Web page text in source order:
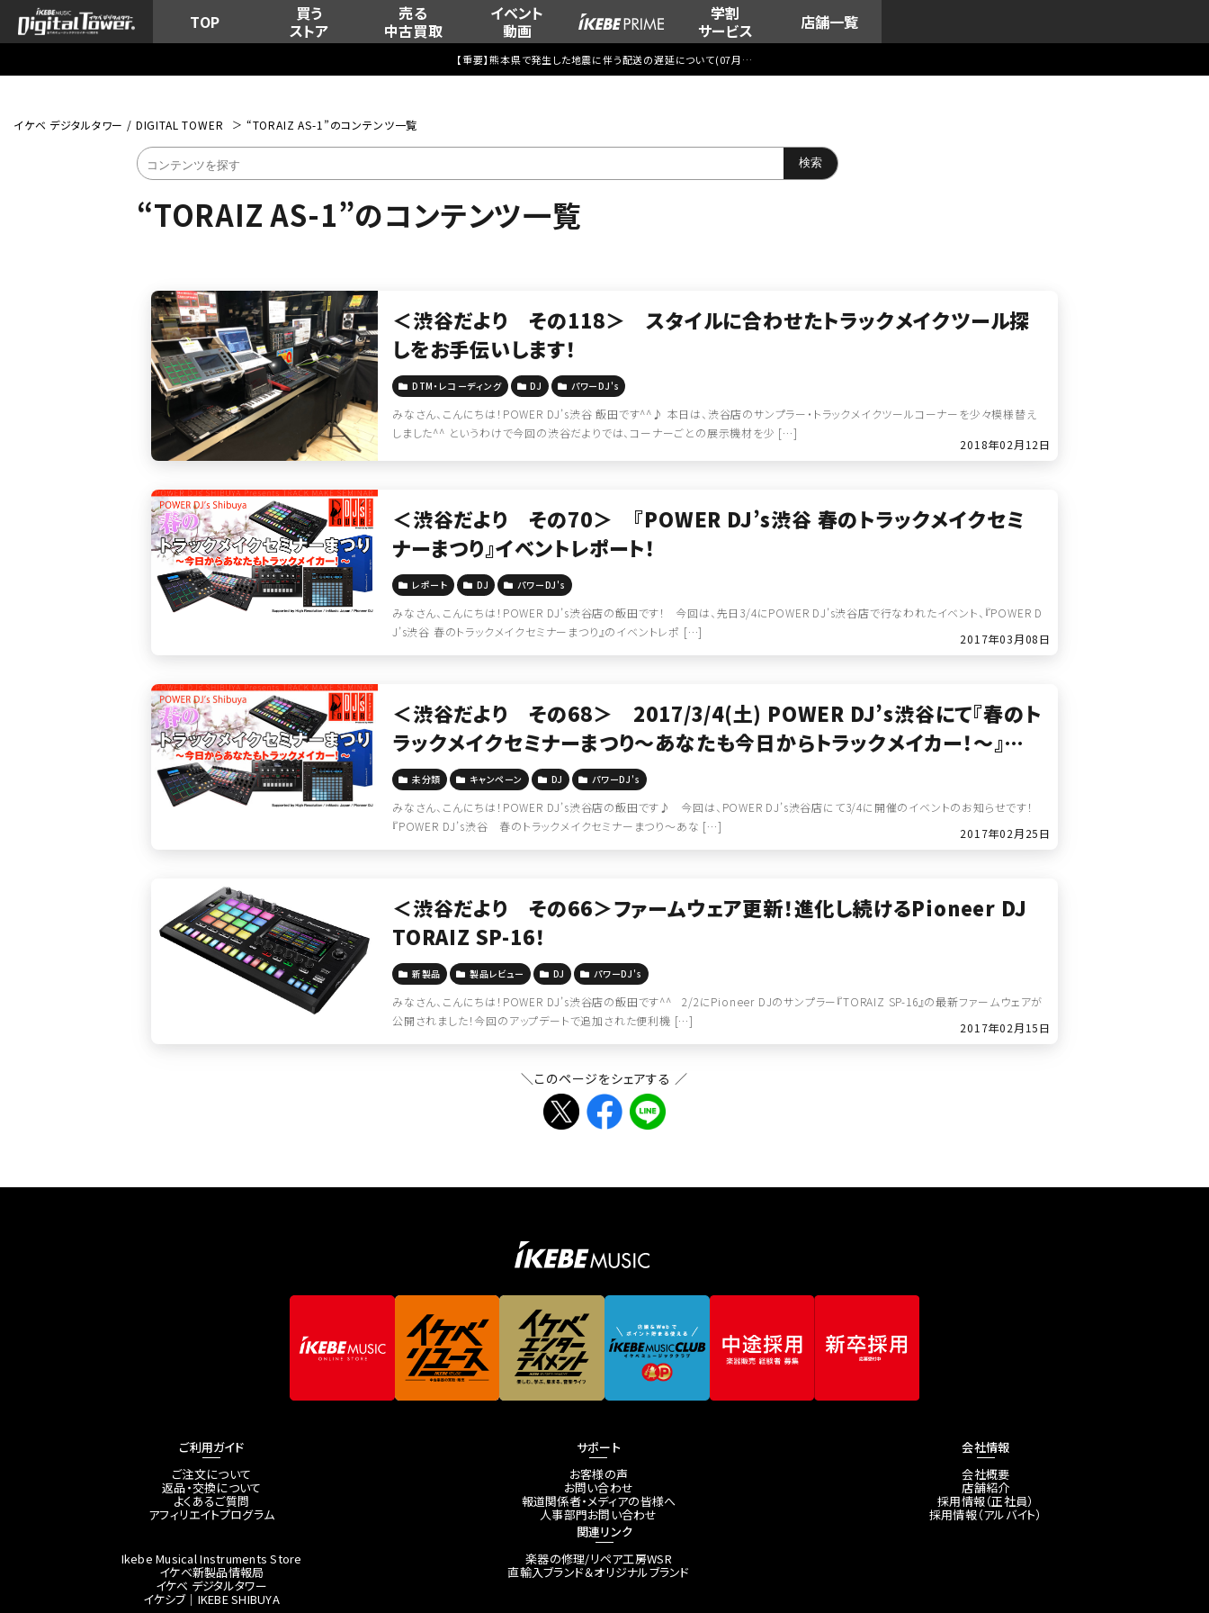
TOP
買う
ストア
売る
中古買取
イベント
動画
学割
サービス
店舗一覧
【重要】熊本県で発生した地震に伴う配送の遅延について(07月29日
イケベ デジタルタワー / DIGITAL TOWER “TORAIZ AS-1”のコンテンツ一覧
“TORAIZ AS-1”のコンテンツ一覧
＜渋谷だより その118＞ スタイルに合わせたトラックメイクツール探
しをお手伝いします！
DTM・レコーディング DJ パワーDJ's
みなさん、こんにちは！POWER DJ’s渋谷 飯田です^^♪ 本日は、渋谷店のサンプラー・トラックメイクツールコーナーを少々模様替え
しました^^ というわけで今回の渋谷だよりでは、コーナーごとの展示機材を少 […]
2018年02月12日
＜渋谷だより その70＞ 『POWER DJ’s渋谷 春のトラックメイクセミ
ナーまつり』イベントレポート！
レポート DJ パワーDJ's
みなさん、こんにちは！POWER DJ’s渋谷店の飯田です！ 今回は、先日3/4にPOWER DJ’s渋谷店で行なわれたイベント、『POWER D
J’s渋谷 春のトラックメイクセミナーまつり』のイベントレポ […]
2017年03月08日
＜渋谷だより その68＞ 2017/3/4(土) POWER DJ’s渋谷にて『春のト
ラックメイクセミナーまつり～あなたも今日からトラックメイカー！～』開
催！未分類 キャンペーン DJ パワーDJ's
みなさん、こんにちは！POWER DJ’s渋谷店の飯田です♪ 今回は、POWER DJ’s渋谷店にて3/4に開催のイベントのお知らせです！
『POWER DJ’s渋谷 春のトラックメイクセミナーまつり～あな […]
2017年02月25日
＜渋谷だより その66＞ファームウェア更新！進化し続けるPioneer DJ
TORAIZ SP-16！
新製品 製品レビュー DJ パワーDJ's
みなさん、こんにちは！POWER DJ’s渋谷店の飯田です^^ 2/2にPioneer DJのサンプラー『TORAIZ SP-16』の最新ファームウェアが
公開されました！今回のアップデートで追加された便利機 […]
2017年02月15日
＼このページをシェアする ／
ご利用ガイド
ご注文について
返品・交換について
よくあるご質問
アフィリエイトプログラム
サポート
お客様の声
お問い合わせ
報道関係者・メディアの皆様へ
人事部門お問い合わせ
会社情報
会社概要
店舗紹介
採用情報（正社員）
採用情報（アルバイト）
関連リンク
Ikebe Musical Instruments Store
イケベ新製品情報局
イケベ デジタルタワー
イケシブ｜IKEBE SHIBUYA
楽器の修理/リペア工房WSR
直輸入ブランド＆オリジナルブランド